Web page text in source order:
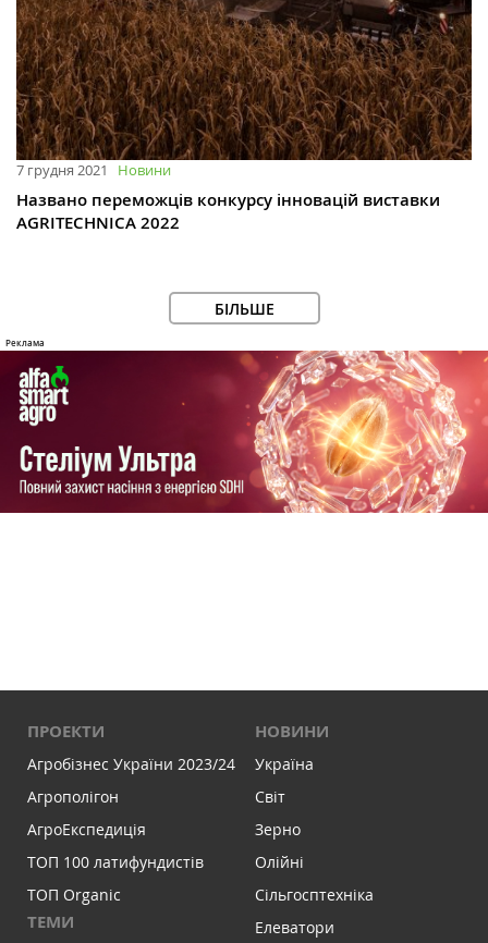
7 грудня 2021 Новини
Названо переможців конкурсу інновацій виставки
AGRITECHNICA 2022
БІЛЬШЕ
ПРОЕКТИ
Агробізнес України 2023/24
Агрополігон
АгроЕкспедиція
ТОП 100 латифундистів
ТОП Organic
ТЕМИ
НОВИНИ
Україна
Світ
Зерно
Олійні
Сільгосптехніка
Елеватори